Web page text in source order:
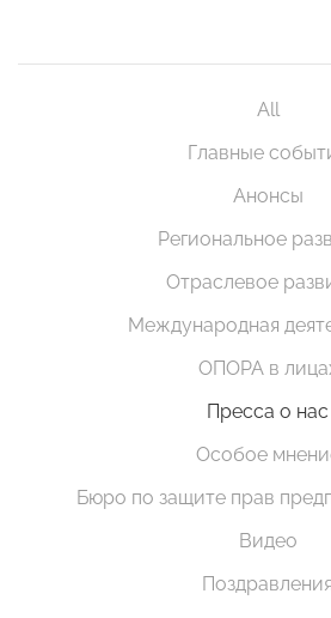
All
Главные
Анонсы
Региональное
Отраслевое
Международная
ОПОРА в
Пресса о нас
Особое
Бюро по защите прав
Видео
Поздравления